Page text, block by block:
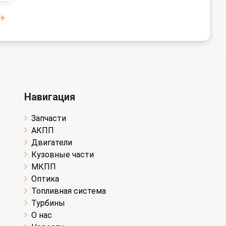
Навигация
Запчасти
АКПП
Двигатели
Кузовные части
МКПП
Оптика
Топливная система
Турбины
О нас